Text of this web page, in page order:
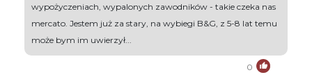
wypożyczeniach, wypalonych zawodników - takie czeka nas
mercato. Jestem już za stary, na wybiegi B&G, z 5-8 lat temu
może bym im uwierzył...
0